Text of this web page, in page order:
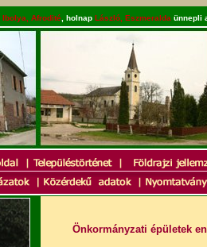
Ibolya, Afrodité , holnap László, Eszmeralda ünnepli
Önkormányzati épületek